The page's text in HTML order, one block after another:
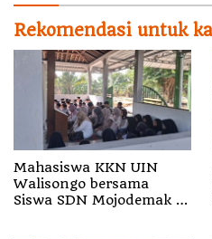
Rekomendasi untuk
Mahasiswa KKN UIN
Walisongo bersama
Siswa SDN Mojodemak 3